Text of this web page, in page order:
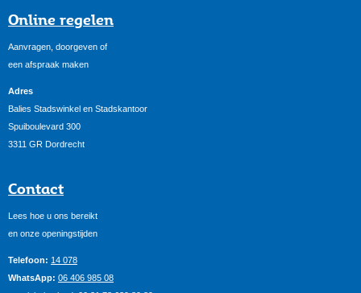
Online regelen
Aanvragen, doorgeven of
een afspraak maken
Adres
Balies Stadswinkel en Stadskantoor
Spuiboulevard 300
3311 GR Dordrecht
Contact
Lees hoe u ons bereikt
en onze openingstijden
Telefoon: 14 078
WhatsApp: 06 406 985 08